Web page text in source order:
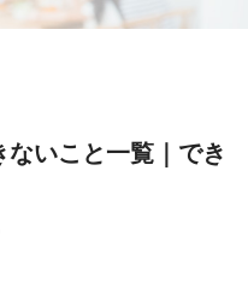
いこと一覧｜でき